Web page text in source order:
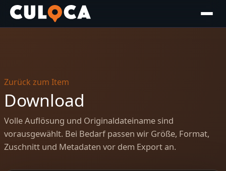
Zurück zum Item
Download
Volle Auflösung und Originaldateiname sind
vorausgewählt. Bei Bedarf passen wir Größe, Format,
Zuschnitt und Metadaten vor dem Export an.